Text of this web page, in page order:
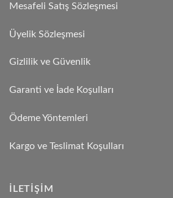
Mesafeli Satış Sözleşmesi
Üyelik Sözleşmesi
Gizlilik ve Güvenlik
Garanti ve İade Koşulları
Ödeme Yöntemleri
Kargo ve Teslimat Koşulları
İLETIŞIM